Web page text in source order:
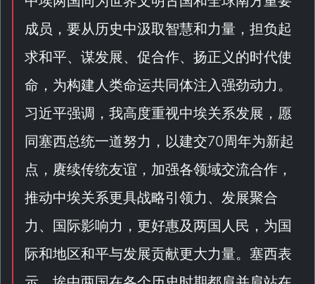
成员，要从历史中汲取智慧和力量，担负起
求和平、谋发展、促合作、扬正义的时代使
命，为构建人类命运共同体注入强劲动力。
习近平强调，我高度重视中埃关系发展，愿
同塞西总统一道努力，以建交70周年为新起
点，赓续传统友谊，加强各领域交流合作，
推动中埃关系更具战略引领力、发展聚合
力、国际影响力，更好惠及两国人民，为国
际和地区和平与发展贡献更大力量。塞西表